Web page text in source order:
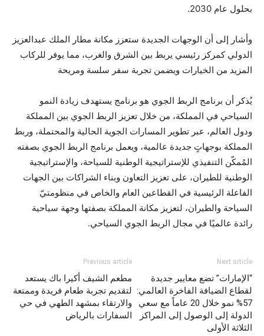
بحلول عام 2030.
وأشار إلى أن الوجهات الجديدة ستعزز مكانة مطار الملك عبدالعزيز
الدولي كمركز رئيسي يربط بين الشرق والغرب، مما يوفر للركاب
المزيد من الخيارات ويضمن تجربة سفر سلسة ومريحة
يُذكر أن برنامج الربط الجوي هو برنامج يستهدف زيادة النمو
السياحي في المملكة، من خلال تعزيز الربط الجوي بين المملكة
ودول العالم، عبر تطوير المسارات الجوية الحالية والمحتملة، وربط
المملكة بوجهاتٍ جديدة عالمية، ويعمل برنامج الربط الجوي بصفته
المُمكّن التنفيذي للإستراتيجية الوطنية للسياحة، والإستراتيجية
الوطنية للطيران، على تعزيز التعاون وبناء الشراكات بين الجهات
الفاعلة الرئيسية في القطاعين العام والخاص في منظومتيّ
السياحة والطيران، لتعزيز مكانة المملكة بصفتها وجهة سياحية
رائدة عالميًا في مجال الربط الجوي السياحي.
Previous article
مطعم الشيف أكيرا باك يستعد
لتقديم تجربة طعام فريدة وممتعة
والارتقاء بمشهد الطهي في حي
السفارات بالرياض
Next article
“الإمارات” تضع معايير جديدة
لقطاع الضيافة الفاخرة العالمي:
57% نمو خلال 20 عاماً مع سعي
الدولة إلى الوصول إلى المراكز
الثلاثة الأولى